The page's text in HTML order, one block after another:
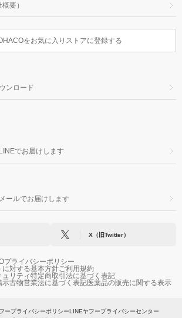
要）
をお気に入りストアに登録する
ンロード
でお届けします
ールでお届けします
X（旧Twitter）
プライバシーポリシー
に対する基本方針ご利用規約
リティ特定商取引法に基づく表記
示古物営業法に基づく表記医薬品の販売に関する表示
ープライバシーポリシーLINEヤフープライバシーセンター